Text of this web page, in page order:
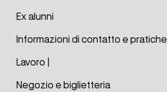
Ex alunni
Informazioni di contatto e pratiche
Lavoro |
Negozio e biglietteria